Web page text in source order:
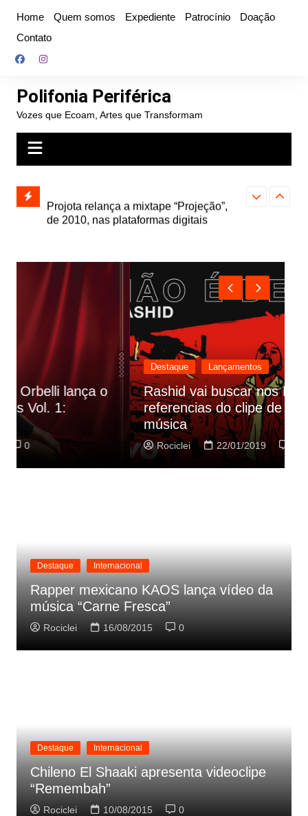
conteúdo
Home Quem somos Expediente Patrocínio
Doação
Contato
Polifonia Periférica
Vozes que Ecoam, Artes que Transformam
e abre
autoral,
de 2010, nas plataformas digitais
Farofa
Destaque Lançamentos
Rashid vai buscar nos HQs as
referencias do clipe de sua nova
música
Rociclei 22/01/2019 0
Destaque Internacional
Rapper mexicano KAOS lança vídeo da
música “Carne Fresca”
Rociclei 16/08/2015 0
Destaque Internacional
Chileno El Shaaki apresenta videoclipe
“Remembah”
Rociclei 10/08/2015 0